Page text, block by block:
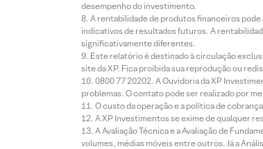
desempenho do investimento.
A rentabilidade de produtos financeiros
indicativos de resultados futuros. A
significativamente diferentes.
Este relatório é destinado à circulação
site da XP. Fica proibida sua reprodução ou
0800 77 20202. A Ouvidoria da XP
problemas. O contato pode ser realizado por
O custo da operação e a política de
A XP Investimentos se exime de qualquer
A Avaliação Técnica e a Avaliação de
volumes, médias móveis entre outros. Já a